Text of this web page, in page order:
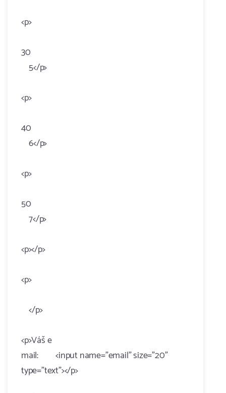
<p>
30
5</p>
<p>
40
6</p>
<p>
50
7</p>
<p></p>
<p>
</p>
<p>Váš e
mail: <input name="email" size="20"
type="text"></p>